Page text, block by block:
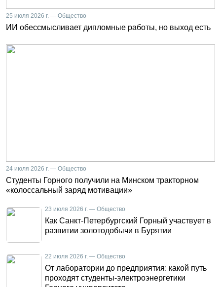
25 июля 2026 г. — Общество
ИИ обессмысливает дипломные работы, но выход есть
24 июля 2026 г. — Общество
Студенты Горного получили на Минском тракторном
«колоссальный заряд мотивации»
23 июля 2026 г. — Общество
Как Санкт-Петербургский Горный участвует в
развитии золотодобычи в Бурятии
22 июля 2026 г. — Общество
От лаборатории до предприятия: какой путь
проходят студенты-электроэнергетики